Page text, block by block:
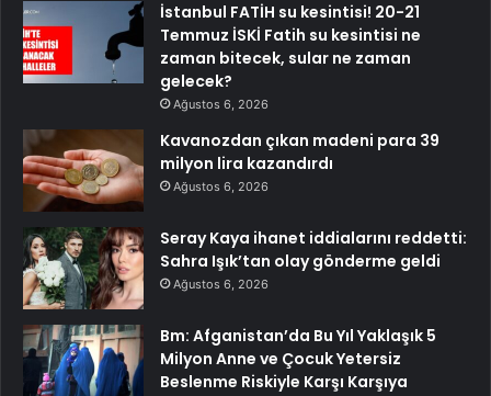
İstanbul FATİH su kesintisi! 20-21
Temmuz İSKİ Fatih su kesintisi ne
zaman bitecek, sular ne zaman
gelecek?
Ağustos 6, 2026
Kavanozdan çıkan madeni para 39
milyon lira kazandırdı
Ağustos 6, 2026
Seray Kaya ihanet iddialarını reddetti:
Sahra Işık’tan olay gönderme geldi
Ağustos 6, 2026
Bm: Afganistan’da Bu Yıl Yaklaşık 5
Milyon Anne ve Çocuk Yetersiz
Beslenme Riskiyle Karşı Karşıya